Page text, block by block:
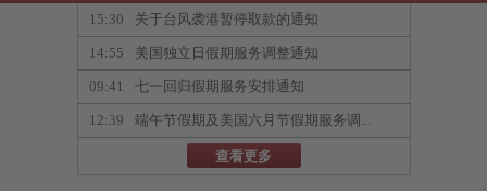
15:30 关于台风袭港暂停取款的通知
14:55 美国独立日假期服务调整通知
09:41 七一回归假期服务安排通知
12:39 端午节假期及美国六月节假期服务调...
查看更多